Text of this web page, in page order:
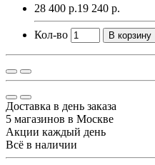
28 400 р.19 240 р.
Кол-во В корзину
Доставка в день заказа
5 магазинов в Москве
Акции каждый день
Всё в наличии